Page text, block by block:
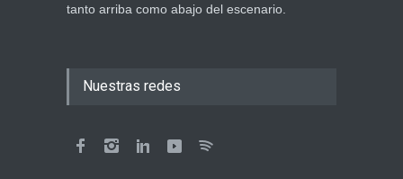
tanto arriba como abajo del escenario.
Nuestras redes